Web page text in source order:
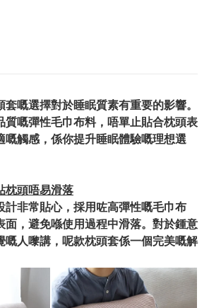
套嘅選擇對於睡眠質素有重要的影響。
質嘅彈性毛巾布料，唔單止貼合枕頭表
嘅觸感，係你提升睡眠體驗嘅理想選
枕頭唔易滑落
計非常貼心，採用咗高彈性嘅毛巾布
面，避免喺使用過程中滑落。對於鍾意
嘅人嚟講，呢款枕頭套係一個完美嘅解